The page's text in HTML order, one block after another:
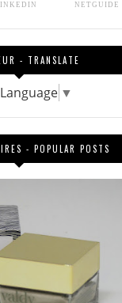
NETGUIDE
- TRANSLATE
▼
- POPULAR POSTS